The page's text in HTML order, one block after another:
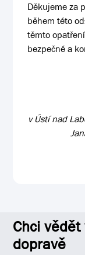
Děkujeme za
během této
těmto
bezpečné a
v Ústí nad
Chci
dopravě